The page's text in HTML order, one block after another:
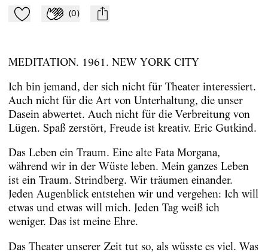
Zu Mein-TdZ hinzufügen
Applaudieren
(0) mail
MEDITATION. 1961. NEW YORK CITY
Ich bin jemand, der sich nicht für Theater interessiert.
Auch nicht für die Art von Unterhaltung, die unser
Dasein abwertet. Auch nicht für die Verbreitung von
Lügen. Spaß zerstört, Freude ist kreativ. Eric Gutkind.
Das Leben ein Traum. Eine alte Fata Morgana,
während wir in der Wüste leben. Mein ganzes Leben
ist ein Traum. Strindberg. Wir träumen einander.
Jeden Augenblick entstehen wir und vergehen: Ich will
etwas und etwas will mich. Jeden Tag weiß ich
weniger. Das ist meine Ehre.
Das Theater unserer Zeit tut so, als wüsste es viel. Was